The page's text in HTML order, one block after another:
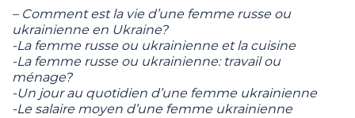
– Comment est la vie d’une femme russe ou
ukrainienne en Ukraine?
-La femme russe ou ukrainienne et la cuisine
-La femme russe ou ukrainienne: travail ou
ménage?
-Un jour au quotidien d’une femme ukrainienne
-Le salaire moyen d’une femme ukrainienne